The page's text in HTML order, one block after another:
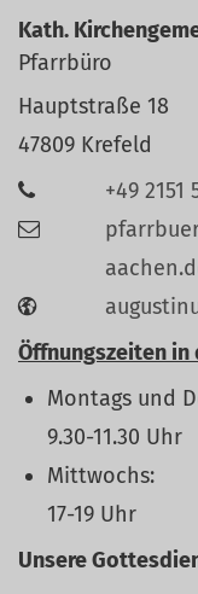
Kath.
Pfarrbüro
Hauptstraße 18
47809 Krefeld
+49 2151
Öffnungszeiten in
Montags und
9.30-11.30 Uhr
Mittwochs:
17-19 Uhr
Unsere